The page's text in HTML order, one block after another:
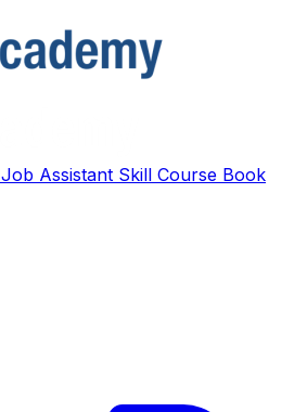
Job Assistant Skill Course Book